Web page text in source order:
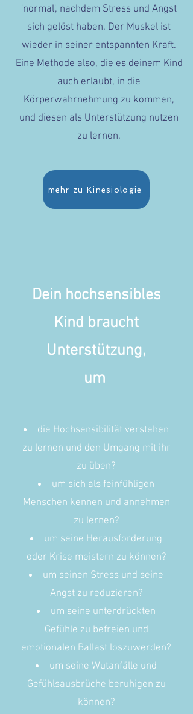
'normal', nachdem Stress und Angst
sich gelöst haben. Der Muskel ist
wieder in seiner entspannten Kraft.
Eine Methode also, die es deinem Kind
auch erlaubt, in die
Körperwahrnehmung zu kommen,
und diesen als Unterstützung nutzen
zu lernen.
mehr zu Kinesiologie
Dein hochsensibles
Kind braucht
Unterstützung,
um
die Hochsensibilität verstehen
zu lernen und den Umgang mit ihr
zu üben?
um sich als feinfühligen
Menschen kennen und annehmen
zu lernen?
um seine Herausforderung
oder Krise meistern zu können?
um seinen Stress und seine
Angst zu reduzieren?
um seine unterdrückten
Gefühle zu befreien und
emotionalen Ballast loszuwerden?
um seine Wutanfälle und
Gefühlsausbrüche beruhigen zu
können?